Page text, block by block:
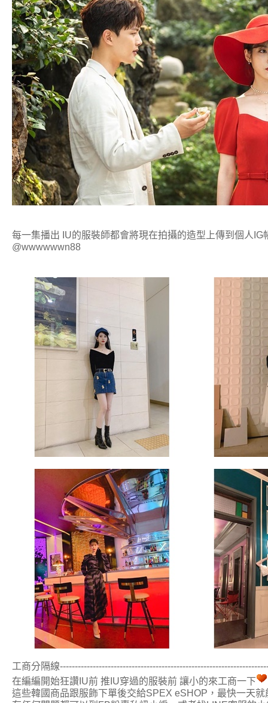
每一集播出 IU的服裝師都會將現在拍攝的造型上傳到個人
@wwwwwwn88
工商分隔線
在編編開始狂讚IU前 推IU穿過的服裝前 讓小的來工商一下
這些韓國商品跟服飾下單後交給SPEX eSHOP，最快一天